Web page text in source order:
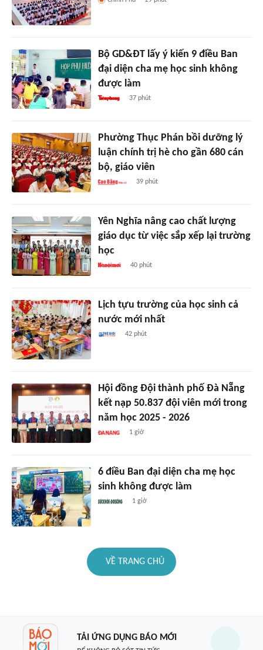
Bộ GD&ĐT lấy ý kiến 9 điều Ban
đại diện cha mẹ học sinh không
được làm
37 phút
Phường Thục Phán bồi dưỡng lý
luận chính trị hè cho gần 680 cán
bộ, giáo viên
39 phút
Yên Nghĩa nâng cao chất lượng
giáo dục từ việc sắp xếp lại trường
học
40 phút
Lịch tựu trường của học sinh cả
nước mới nhất
42 phút
Hội đồng Đội thành phố Đà Nẵng
kết nạp 50.837 đội viên mới trong
năm học 2025 - 2026
1 giờ
6 điều Ban đại diện cha mẹ học
sinh không được làm
1 giờ
VỀ TRANG CHỦ
TẢI ỨNG DỤNG BÁO MỚI